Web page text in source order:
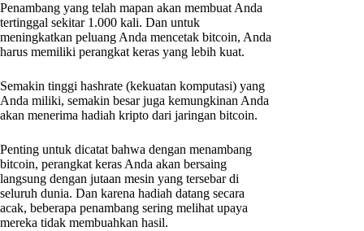
Penambang yang telah mapan akan membuat Anda
tertinggal sekitar 1.000 kali. Dan untuk
meningkatkan peluang Anda mencetak bitcoin, Anda
harus memiliki perangkat keras yang lebih kuat.
Semakin tinggi hashrate (kekuatan komputasi) yang
Anda miliki, semakin besar juga kemungkinan Anda
akan menerima hadiah kripto dari jaringan bitcoin.
Penting untuk dicatat bahwa dengan menambang
bitcoin, perangkat keras Anda akan bersaing
langsung dengan jutaan mesin yang tersebar di
seluruh dunia. Dan karena hadiah datang secara
acak, beberapa penambang sering melihat upaya
mereka tidak membuahkan hasil.